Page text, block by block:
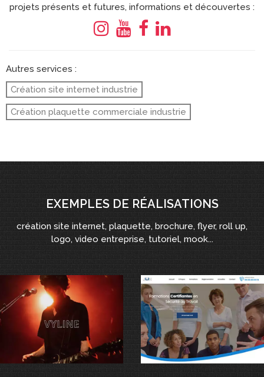
projets présents et futures, informations et découvertes :
Autres services :
Création site internet industrie
Création plaquette commerciale industrie
EXEMPLES DE RÉALISATIONS
création site internet, plaquette, brochure, flyer, roll up,
logo, video entreprise, tutoriel, mook...